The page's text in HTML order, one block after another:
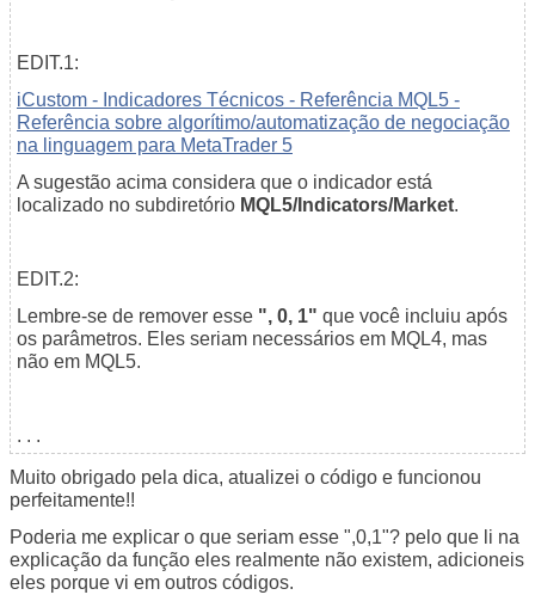
EDIT.1:
iCustom - Indicadores Técnicos - Referência MQL5 -
Referência sobre algorítimo/automatização de negociação
na linguagem para MetaTrader 5
A sugestão acima considera que o indicador está
localizado no subdiretório MQL5/Indicators/Market.
EDIT.2:
Lembre-se de remover esse ", 0, 1" que você incluiu após
os parâmetros. Eles seriam necessários em MQL4, mas
não em MQL5.
. . .
Muito obrigado pela dica, atualizei o código e funcionou
perfeitamente!!
Poderia me explicar o que seriam esse ",0,1"? pelo que li na
explicação da função eles realmente não existem, adicioneis
eles porque vi em outros códigos.